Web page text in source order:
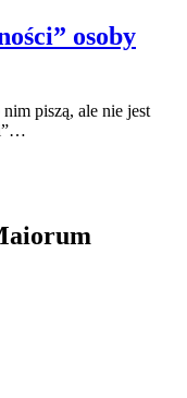
osoby
piszą, ale nie jest